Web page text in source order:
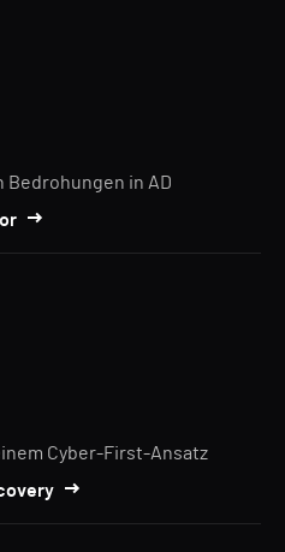
Bedrohungen in AD
Cyber-First-Ansatz